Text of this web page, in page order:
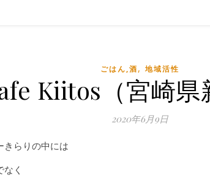
ごはん,酒, 地域活性
Kiitos（宮崎県
2020年6月9日
きらりの中には
く